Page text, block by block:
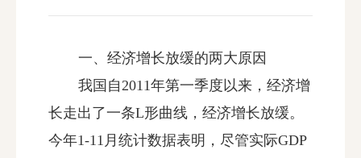
一、经济增长放缓的两大原因
我国自2011年第一季度以来，经济增
长走出了一条L形曲线，经济增长放缓。
今年1-11月统计数据表明，尽管实际GDP